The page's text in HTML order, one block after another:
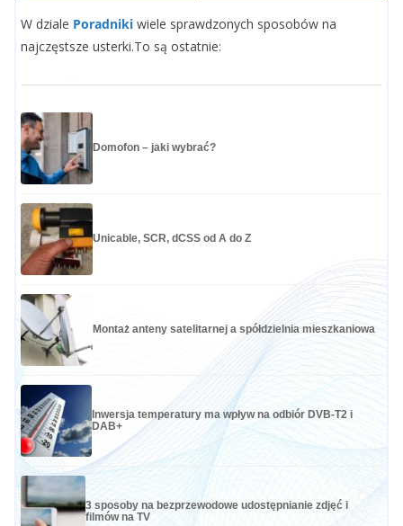
W dziale Poradniki wiele sprawdzonych sposobów na
najczęstsze usterki.To są ostatnie:
Domofon – jaki wybrać?
Unicable, SCR, dCSS od A do Z
Montaż anteny satelitarnej a spółdzielnia mieszkaniowa
Inwersja temperatury ma wpływ na odbiór DVB-T2 i
DAB+
3 sposoby na bezprzewodowe udostępnianie zdjęć i
filmów na TV